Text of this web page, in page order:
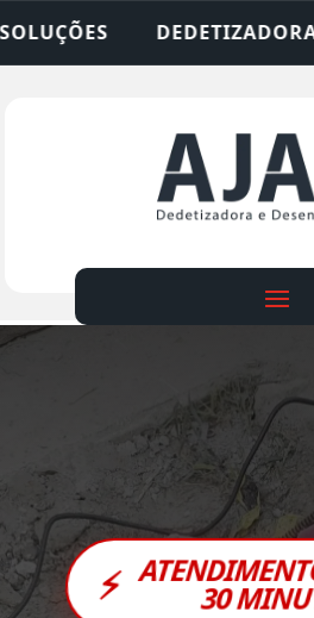
• DESENTUPIDORA •
⚡ 30